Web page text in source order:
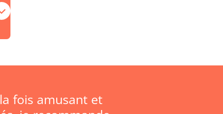
fois amusant et